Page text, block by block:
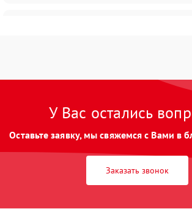
отключения
Неисправность индикаторов 60 мин
короткого замыкания
У Вас остались
Оставьте заявку, мы свяжемся с Вами в
Заказать звонок